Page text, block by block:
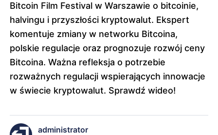
Bitcoin Film Festival w Warszawie o bitcoinie,
halvingu i przyszłości kryptowalut. Ekspert
komentuje zmiany w networku Bitcoina,
polskie regulacje oraz prognozuje rozwój ceny
Bitcoina. Ważna refleksja o potrzebie
rozważnych regulacji wspierających innowacje
w świecie kryptowalut. Sprawdź wideo!
administrator